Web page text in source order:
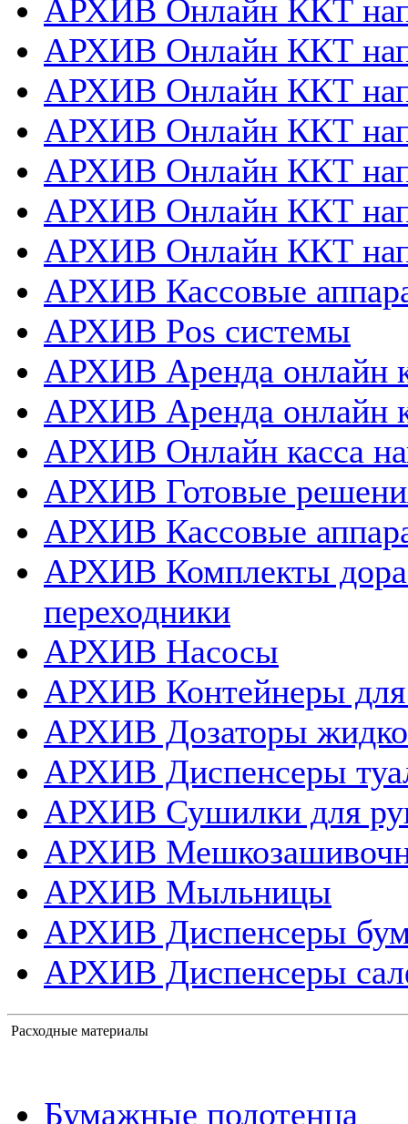
АРХИВ Онлайн ККТ
АРХИВ Онлайн ККТ
АРХИВ Онлайн ККТ
АРХИВ Онлайн ККТ
АРХИВ Онлайн ККТ
АРХИВ Онлайн ККТ
АРХИВ Онлайн ККТ
АРХИВ Кассовые
АРХИВ Pos системы
АРХИВ Аренда онлайн
АРХИВ Аренда онлайн
АРХИВ Онлайн касса
АРХИВ Готовые
АРХИВ Кассовые
АРХИВ Комплекты
переходники
АРХИВ Насосы
АРХИВ Контейнеры для
АРХИВ Дозаторы
АРХИВ Диспенсеры
АРХИВ Сушилки для
АРХИВ
АРХИВ Мыльницы
АРХИВ Диспенсеры
АРХИВ Диспенсеры
Расходные материалы
Бумажные полотенца